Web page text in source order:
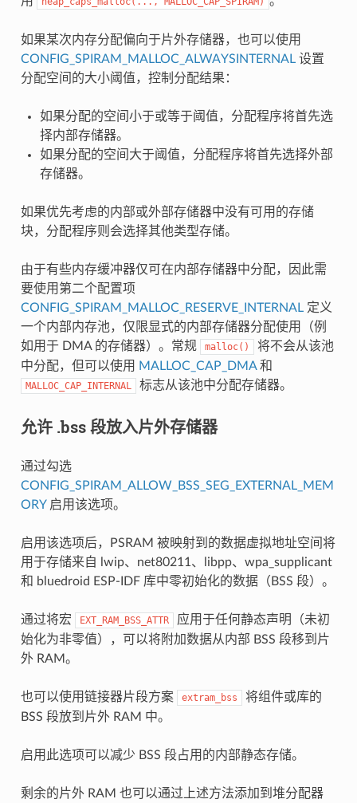
如果某次内存分配偏向于片外存储器，也可以使用
CONFIG_SPIRAM_MALLOC_ALWAYSINTERNAL设置
分配空间的大小阈值，控制分配结果：
如果分配的空间小于或等于阈值，分配程序将首先选
择内部存储器。
如果分配的空间大于阈值，分配程序将首先选择外部
存储器。
如果优先考虑的内部或外部存储器中没有可用的存储
块，分配程序则会选择其他类型存储。
由于有些内存缓冲器仅可在内部存储器中分配，因此需
要使用第二个配置项
CONFIG_SPIRAM_MALLOC_RESERVE_INTERNAL定义
一个内部内存池，仅限显式的内部存储器分配使用（例
如用于 DMA 的存储器）。常规
malloc()
将不会从该池
中分配，但可以使用 MALLOC_CAP_DMA和
MALLOC_CAP_INTERNAL 标志从该池中分配存储器。
允许 .bss 段放入片外存储器
通过勾选
CONFIG_SPIRAM_ALLOW_BSS_SEG_EXTERNAL_MEM
ORY启用该选项。
启用该选项后，PSRAM 被映射到的数据虚拟地址空间将
用于存储来自 lwip、net80211、libpp、wpa_supplicant
和 bluedroid ESP-IDF 库中零初始化的数据（BSS 段）。
通过将宏 EXT_RAM_BSS_ATTR
应用于任何静态声明（未初
始化为非零值），可以将附加数据从内部 BSS 段移到片
外 RAM。
也可以使用链接器片段方案 extram_bss
将组件或库的
BSS 段放到片外 RAM 中。
启用此选项可以减少 BSS 段占用的内部静态存储。
剩余的片外 RAM 也可以通过上述方法添加到堆分配器